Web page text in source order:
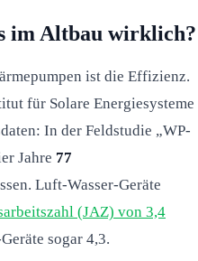
im Altbau wirklich?
ist die Effizienz.
für Solare Energiesysteme
In der Feldstudie „WP-
Jahre 77
Luft-Wasser-Geräte
(JAZ) von 3,4
sogar 4,3.